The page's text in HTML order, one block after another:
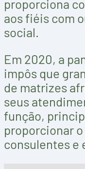
proporciona
aos fiéis com
social.
Em 2020, a
impôs que
de matrizes
seus
função,
proporcionar
consulentes e